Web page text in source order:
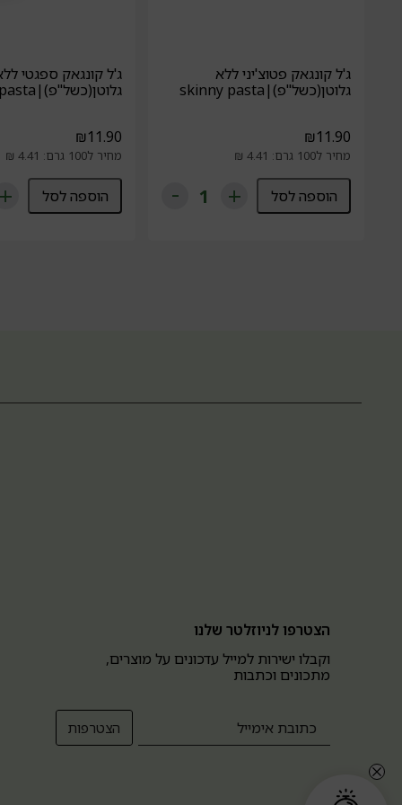
ג'ל קונגאק פטוצ'יני ללא
גלוטן(כשל"פ)|skinny pasta
₪11.90
מחיר ל100 גרם: 4.41 ₪
הוספה לסל
ג'ל קונגאק ספגטי
גלוטן(כשל"פ)|skinny pasta
₪11.90
מחיר ל100 גרם: 4.41 ₪
הוספה לסל
הצטרפו לניוזלטר שלנו
וקבלו ישירות למייל עדכונים על מוצרים,
מתכונים וכתבות